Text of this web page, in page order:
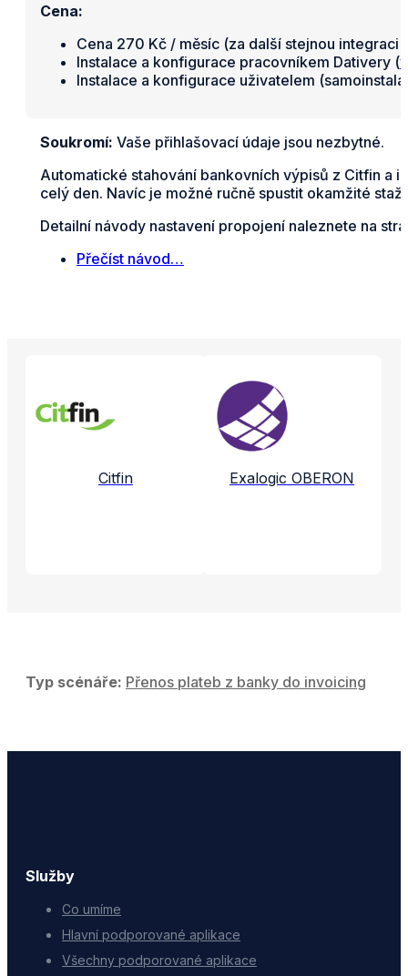
Cena:
Cena 270 Kč / měsíc (za další stejnou integraci
Instalace a konfigurace pracovníkem Dativery (
Instalace a konfigurace uživatelem
Soukromí: Vaše přihlašovací údaje jsou nezbytné.
Automatické stahování bankovních výpisů z Citfin a
celý den. Navíc je možné ručně spustit okamžité
Detailní návody nastavení propojení naleznete na
Přečíst návod…
Propojené aplikace a služby
Citfin Exalogic OBERON
Typ scénáře: Přenos plateb z banky do invoicing
Služby
Co umíme
Hlavní podporované aplikace
Všechny podporované aplikace